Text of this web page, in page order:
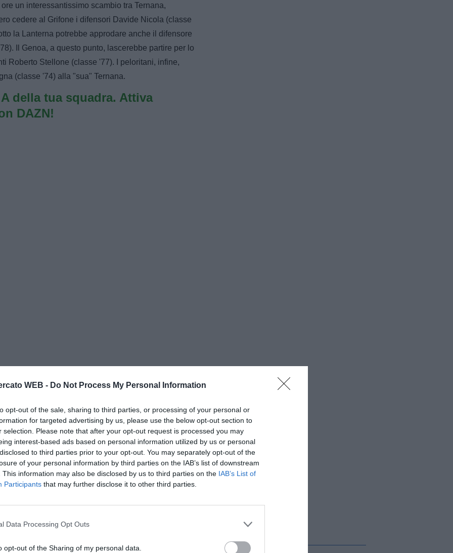
WEB - Do Not Process My Personal Information
opt-out of the sale, sharing to third parties, or processing of your personal or
for targeted advertising by us, please use the below opt-out section to
selection. Please note that after your opt-out request is processed you may
interest-based ads based on personal information utilized by us or personal
to third parties prior to your opt-out. You may separately opt-out of the
of your personal information by third parties on the IAB’s list of downstream
This information may also be disclosed by us to third parties on the IAB’s List of
Participants that may further disclose it to other third parties.
Data Processing Opt Outs
opt-out of the Sharing of my personal data.
un interessantissimo scambio tra Ternana,
cedere al Grifone i difensori Davide Nicola (classe
la Lanterna potrebbe approdare anche il difensore
Il Genoa, a questo punto, lascerebbe partire per lo
Roberto Stellone (classe '77). I peloritani, infine,
(classe '74) alla "sua" Ternana.
della tua squadra. Attiva
DAZN!